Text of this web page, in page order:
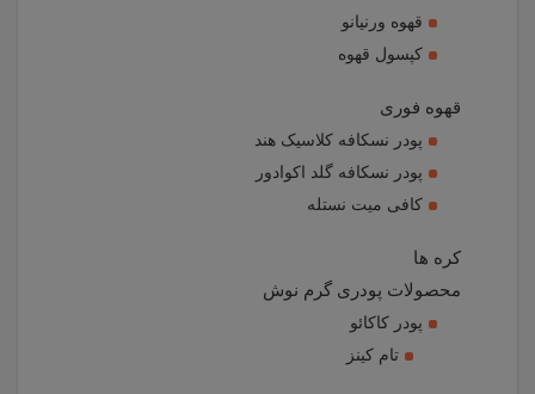
قهوه ورنیانو
کپسول قهوه
قهوه فوری
پودر نسکافه کلاسیک هند
پودر نسکافه گلد اکوادور
کافی میت نستله
کره ها
محصولات پودری گرم نوش
پودر کاکائو
تام کینز